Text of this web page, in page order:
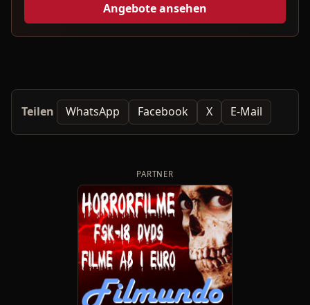
Angebote ansehen
Teilen WhatsApp Facebook X E-Mail
PARTNER